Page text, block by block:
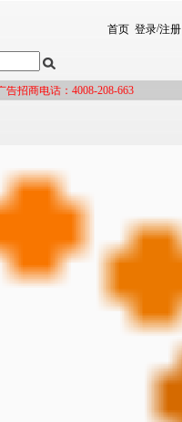
首页 登录/注册
商电话：4008-208-663